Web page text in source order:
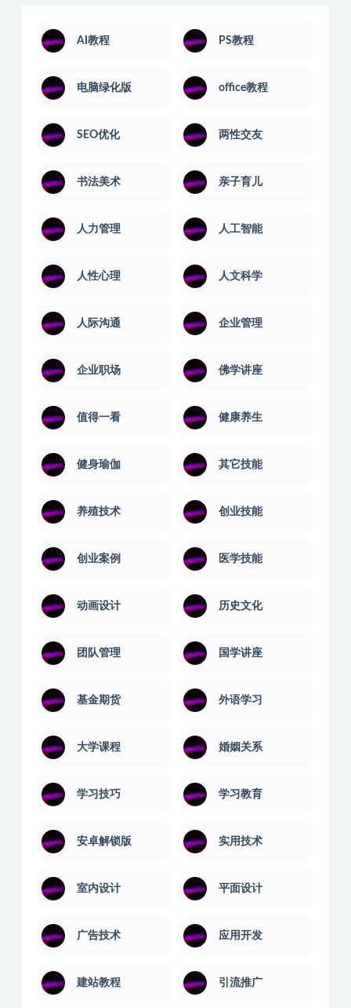
AI教程 PS教程
电脑绿化版 office教程
SEO优化 两性交友
书法美术 亲子育儿
人力管理 人工智能
人性心理 人文科学
人际沟通 企业管理
企业职场 佛学讲座
值得一看 健康养生
健身瑜伽 其它技能
养殖技术 创业技能
创业案例 医学技能
动画设计 历史文化
团队管理 国学讲座
基金期货 外语学习
大学课程 婚姻关系
学习技巧 学习教育
安卓解锁版 实用技术
室内设计 平面设计
广告技术 应用开发
建站教程 引流推广